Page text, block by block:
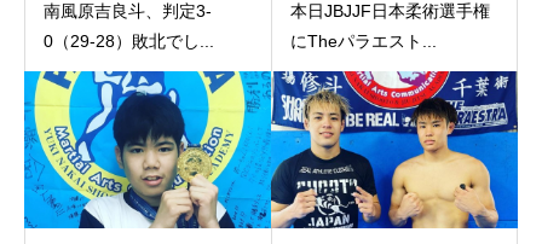
南風原吉良斗、判定3-
0（29-28）敗北でし...
本日JBJJF日本柔術選手権
にTheパラエスト...